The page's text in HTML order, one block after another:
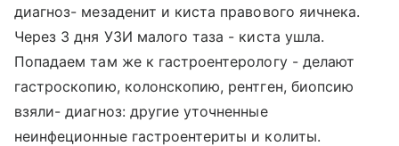
диагноз- мезаденит и киста правового яичнека.
Через 3 дня УЗИ малого таза - киста ушла.
Попадаем там же к гастроентерологу - делают
гастроскопию, колонскопию, рентген, биопсию
взяли- диагноз: другие уточненные
неинфеционные гастроентериты и колиты.